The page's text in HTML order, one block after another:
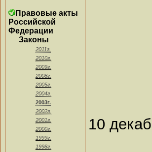
Правовые акты
Российской
Федерации
Законы
2011г.
2010г.
2009г.
2008г.
2005г.
2004г.
2003г.
2002г.
2001г.
2000г.
1999г.
1998г.
10